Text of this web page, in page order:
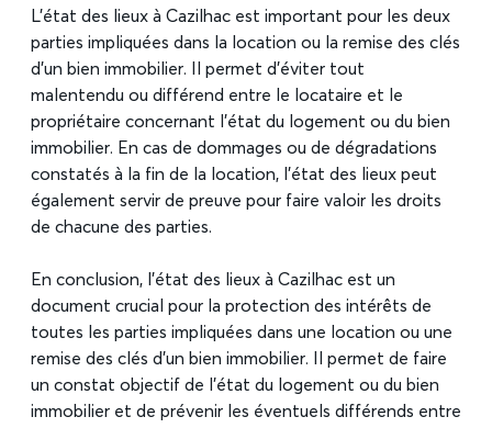
L’état des lieux à Cazilhac est important pour les deux
parties impliquées dans la location ou la remise des clés
d’un bien immobilier. Il permet d’éviter tout
malentendu ou différend entre le locataire et le
propriétaire concernant l’état du logement ou du bien
immobilier. En cas de dommages ou de dégradations
constatés à la fin de la location, l’état des lieux peut
également servir de preuve pour faire valoir les droits
de chacune des parties.
En conclusion, l’état des lieux à Cazilhac est un
document crucial pour la protection des intérêts de
toutes les parties impliquées dans une location ou une
remise des clés d’un bien immobilier. Il permet de faire
un constat objectif de l’état du logement ou du bien
immobilier et de prévenir les éventuels différends entre